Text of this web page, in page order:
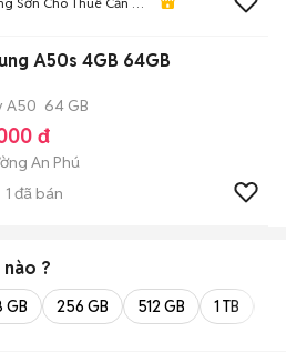
A50s 4GB 64GB
A50 64 GB
đ
An Phú
1 đã bán
nào ?
GB 256 GB 512 GB 1 TB